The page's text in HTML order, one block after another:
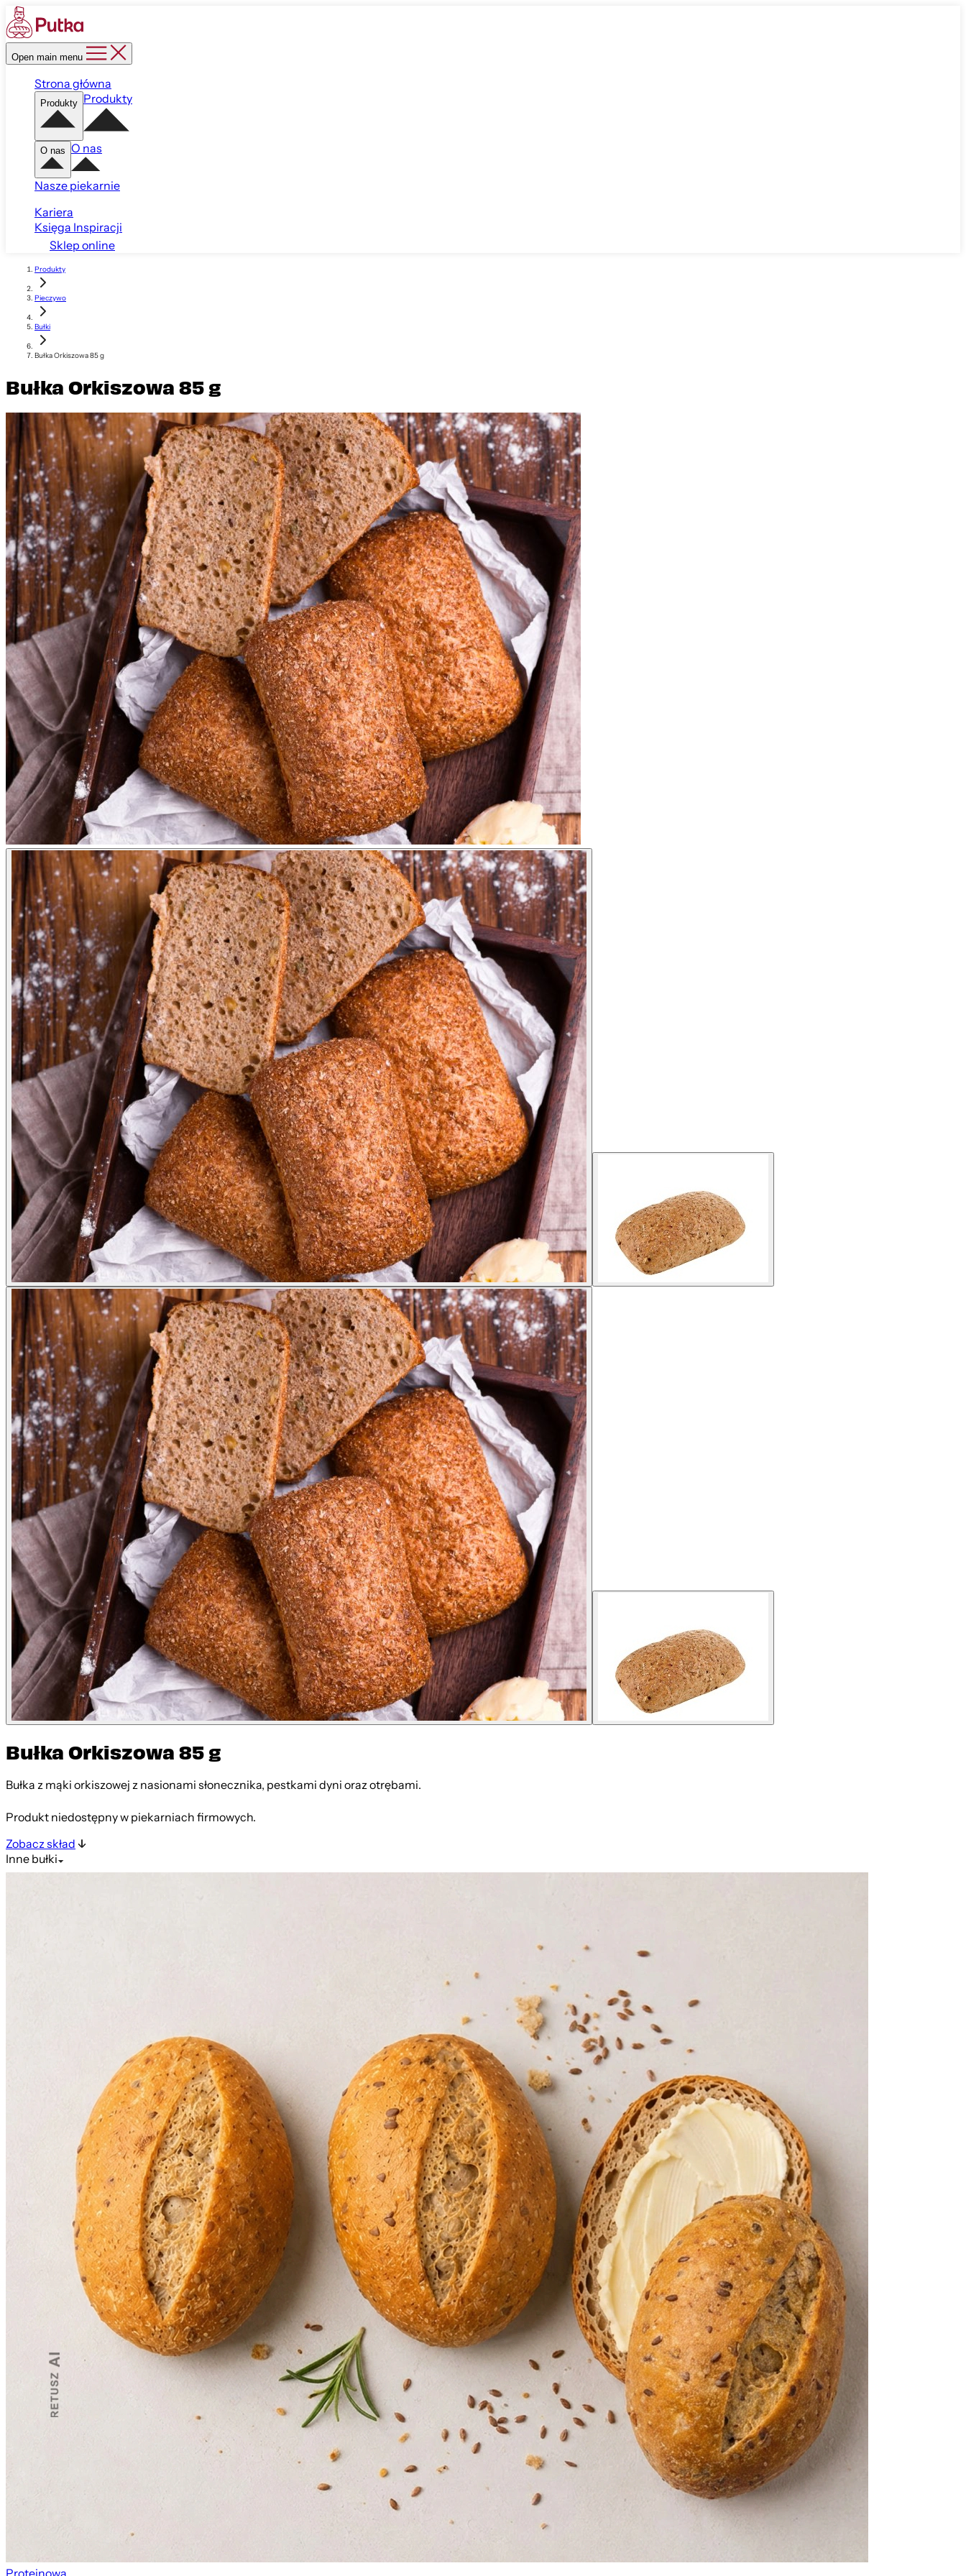
Open main menu
Strona główna
Produkty Produkty
O nas O nas
Nasze piekarnie
Kariera
Księga Inspiracji
Sklep online
Produkty
Pieczywo
Bułki
Bułka Orkiszowa 85 g
Bułka Orkiszowa 85 g
Bułka Orkiszowa 85 g
Bułka z mąki orkiszowej z nasionami słonecznika, pestkami dyni oraz otrębami.
Produkt niedostępny w piekarniach firmowych.
Zobacz skład
Innebułki